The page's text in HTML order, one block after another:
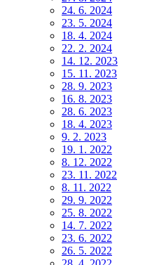
24. 6. 2024
23. 5. 2024
18. 4. 2024
22. 2. 2024
14. 12. 2023
15. 11. 2023
28. 9. 2023
16. 8. 2023
28. 6. 2023
18. 4. 2023
9. 2. 2023
19. 1. 2022
8. 12. 2022
23. 11. 2022
8. 11. 2022
29. 9. 2022
25. 8. 2022
14. 7. 2022
23. 6. 2022
26. 5. 2022